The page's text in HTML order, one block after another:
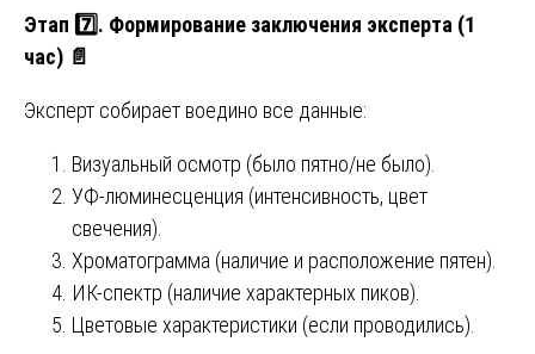
Этап 7️⃣. Формирование заключения эксперта (1
час) 📄
Эксперт собирает воедино все данные:
Визуальный осмотр (было пятно/не было).
УФ-люминесценция (интенсивность, цвет
свечения).
Хроматограмма (наличие и расположение пятен).
ИК-спектр (наличие характерных пиков).
Цветовые характеристики (если проводились).